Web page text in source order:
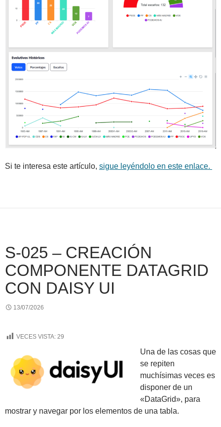
Si te interesa este artículo, sigue leyéndolo en este enlace.
S-025 – CREACIÓN
COMPONENTE DATAGRID
CON DAISY UI
13/07/2026
VECES VISTA: 29
Una de las cosas que
se repiten
muchísimas veces es
disponer de un
«DataGrid», para
mostrar y navegar por los elementos de una tabla.